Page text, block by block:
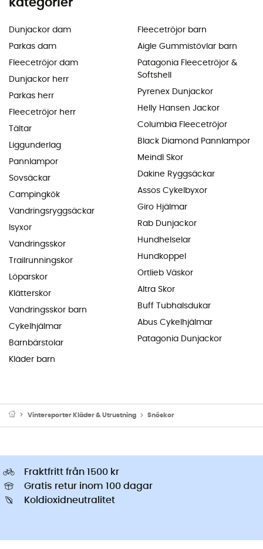
kategorier
Dunjackor dam
Parkas dam
Fleecetröjor dam
Dunjackor herr
Parkas herr
Fleecetröjor herr
Tältar
Liggunderlag
Pannlampor
Sovsäckar
Campingkök
Vandringsryggsäckar
Isyxor
Vandringsskor
Trailrunningskor
Löparskor
Klätterskor
Vandringsskor barn
Cykelhjälmar
Barnbärstolar
Kläder barn
Fleecetröjor barn
Aigle Gummistövlar barn
Patagonia Fleecetröjor &
Softshell
Pyrenex Dunjackor
Helly Hansen Jackor
Columbia Fleecetröjor
Black Diamond Pannlampor
Meindl Skor
Dakine Ryggsäckar
Assos Cykelbyxor
Giro Hjälmar
Rab Dunjackor
Hundhelselar
Hundkoppel
Ortlieb Väskor
Altra Skor
Buff Tubhalsdukar
Abus Cykelhjälmar
Patagonia Dunjackor
Vintersporter Kläder & Utrustning Snöskor
Fraktfritt från 1500 kr
Gratis retur inom 100 dagar
Koldioxidneutralitet